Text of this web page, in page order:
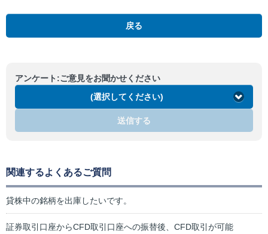
戻る
アンケート:ご意見をお聞かせください
(選択してください)
送信する
関連するよくあるご質問
貸株中の銘柄を出庫したいです。
証券取引口座からCFD取引口座への振替後、CFD取引が可能